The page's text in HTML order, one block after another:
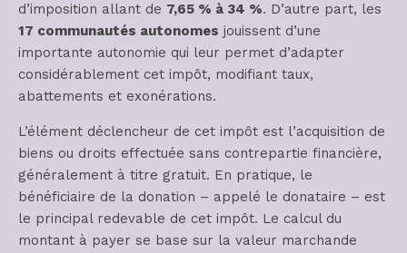
d’imposition allant de 7,65 % à 34 %. D’autre part, les
17 communautés autonomes jouissent d’une
importante autonomie qui leur permet d’adapter
considérablement cet impôt, modifiant taux,
abattements et exonérations.
L’élément déclencheur de cet impôt est l’acquisition de
biens ou droits effectuée sans contrepartie financière,
généralement à titre gratuit. En pratique, le
bénéficiaire de la donation – appelé le donataire – est
le principal redevable de cet impôt. Le calcul du
montant à payer se base sur la valeur marchande